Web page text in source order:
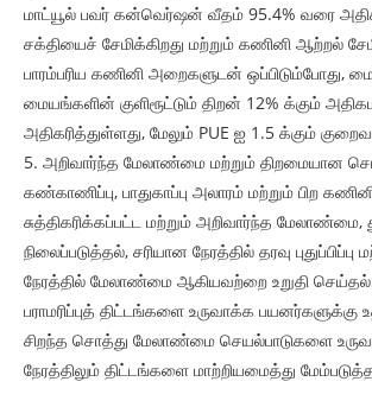
மாட்யூல் பவர் கன்வெர்ஷன் வீதம் 95.4% வரை
சக்தியைச் சேமிக்கிறது மற்றும் கணினி ஆற்றல்
பாரம்பரிய கணினி அறைகளுடன் ஒப்பிடும்போது,
மையங்களின் குளிரூட்டும் திறன் 12% க்கும்
அதிகரித்துள்ளது, மேலும் PUE ஐ 1.5 க்கும்
5. அறிவார்ந்த மேலாண்மை மற்றும் திறமையான
கண்காணிப்பு, பாதுகாப்பு அலாரம் மற்றும் பிற
சுத்திகரிக்கப்பட்ட மற்றும் அறிவார்ந்த மேலாண்மை,
நிலைப்படுத்தல், சரியான நேரத்தில் தரவு புதுப்பிப்பு
நேரத்தில் மேலாண்மை ஆகியவற்றை உறுதி
பராமரிப்புத் திட்டங்களை உருவாக்க பயனர்களுக்கு
சிறந்த சொத்து மேலாண்மை செயல்பாடுகளை
நேரத்திலும் திட்டங்களை மாற்றியமைத்து